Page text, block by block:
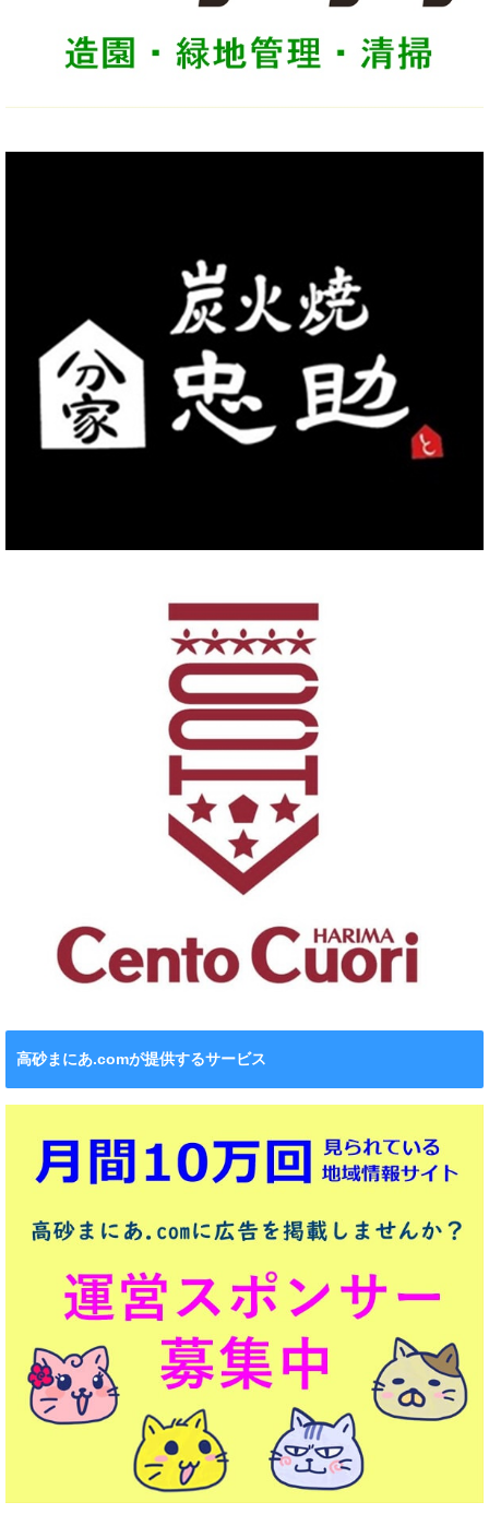
高砂まにあ.comが提供するサービス